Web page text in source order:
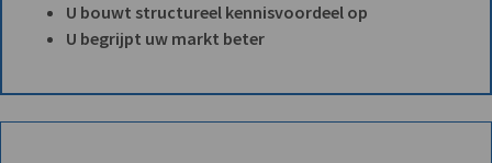
U bouwt structureel kennisvoordeel op
U begrijpt uw markt beter